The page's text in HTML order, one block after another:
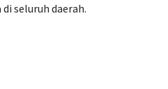
seluruh daerah.